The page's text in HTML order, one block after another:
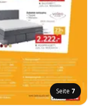
Seite 7